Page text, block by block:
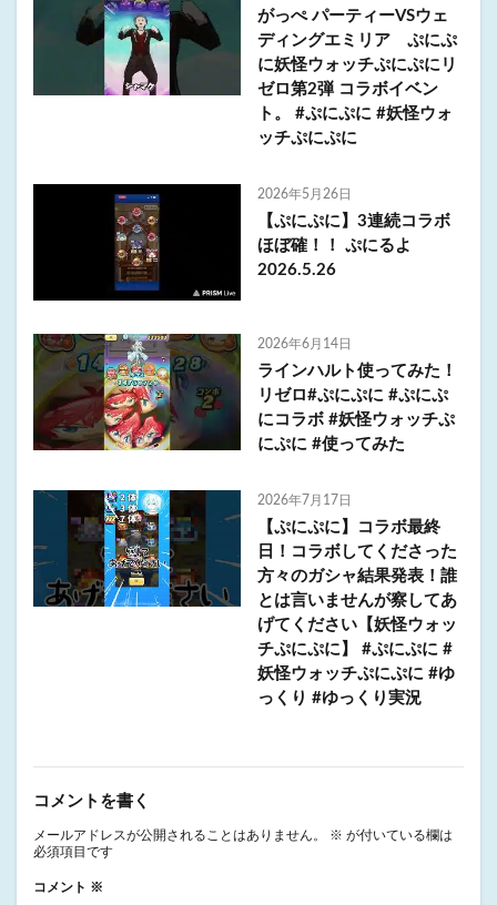
がっぺ パーティーVSウェ
ディングエミリア ぷにぷ
に妖怪ウォッチぷにぷにリ
ゼロ第2弾 コラボイベン
ト。 #ぷにぷに #妖怪ウォ
ッチぷにぷに
2026年5月26日
【ぷにぷに】3連続コラボ
ほぼ確！！ ぷにるよ
2026.5.26
2026年6月14日
ラインハルト使ってみた！
リゼロ#ぷにぷに #ぷにぷ
にコラボ #妖怪ウォッチぷ
にぷに #使ってみた
2026年7月17日
【ぷにぷに】コラボ最終
日！コラボしてくださった
方々のガシャ結果発表！誰
とは言いませんが察してあ
げてください【妖怪ウォッ
チぷにぷに】 #ぷにぷに #
妖怪ウォッチぷにぷに #ゆ
っくり #ゆっくり実況
コメントを書く
メールアドレスが公開されることはありません。 ※ が付いている欄は
必須項目です
コメント ※